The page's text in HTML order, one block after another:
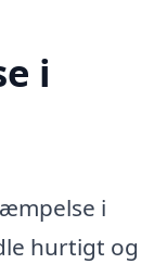
i
i
hurtigt og